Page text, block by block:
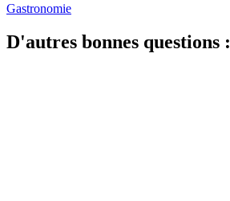
Gastronomie
D'autres bonnes questions :